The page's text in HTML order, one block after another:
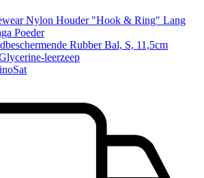
Nylon Houder "Hook & Ring" Lang
Poeder
Rubber Bal, S, 11,5cm
leerzeep